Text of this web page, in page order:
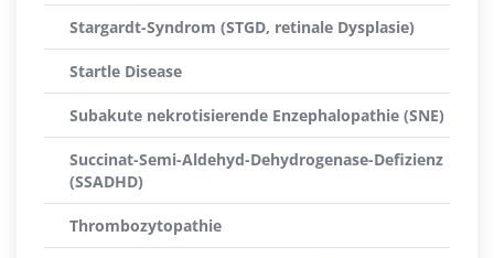
Stargardt-Syndrom (STGD, retinale Dysplasie)
Startle Disease
Subakute nekrotisierende Enzephalopathie (SNE)
Succinat-Semi-Aldehyd-Dehydrogenase-Defizienz
(SSADHD)
Thrombozytopathie